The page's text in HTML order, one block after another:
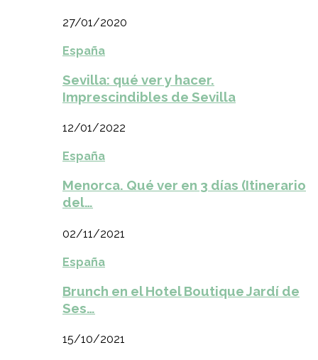
27/01/2020
España
Sevilla: qué ver y hacer.
Imprescindibles de Sevilla
12/01/2022
España
Menorca. Qué ver en 3 días (Itinerario
del…
02/11/2021
España
Brunch en el Hotel Boutique Jardí de
Ses…
15/10/2021